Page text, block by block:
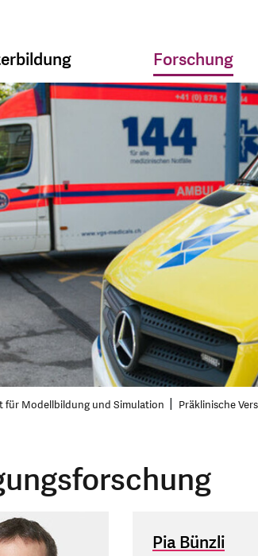
Forschung
für Modellbildung und Simulation Präklinische
Pia Bünzli